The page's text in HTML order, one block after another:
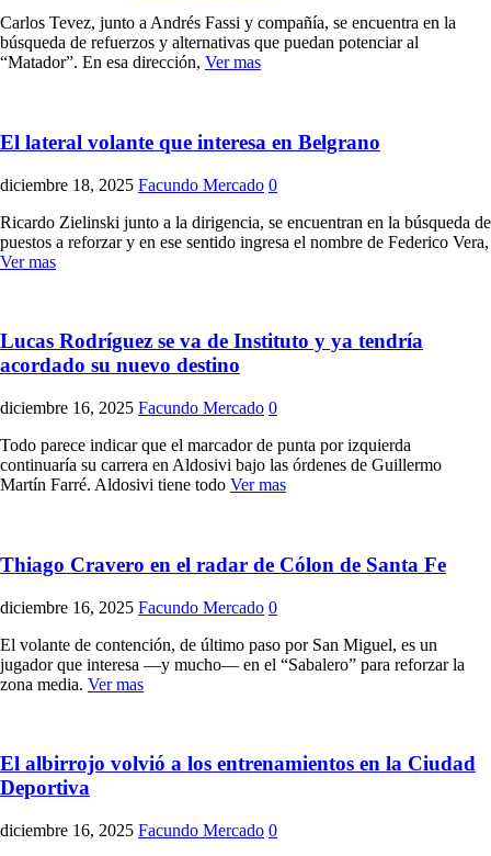
Carlos Tevez, junto a Andrés Fassi y compañía, se encuentra en la
búsqueda de refuerzos y alternativas que puedan potenciar al
“Matador”. En esa dirección, Ver mas
El lateral volante que interesa en Belgrano
diciembre 18, 2025 Facundo Mercado 0
Ricardo Zielinski junto a la dirigencia, se encuentran en la búsqueda de
puestos a reforzar y en ese sentido ingresa el nombre de Federico Vera,
Ver mas
Lucas Rodríguez se va de Instituto y ya tendría
acordado su nuevo destino
diciembre 16, 2025 Facundo Mercado 0
Todo parece indicar que el marcador de punta por izquierda
continuaría su carrera en Aldosivi bajo las órdenes de Guillermo
Martín Farré. Aldosivi tiene todo Ver mas
Thiago Cravero en el radar de Cólon de Santa Fe
diciembre 16, 2025 Facundo Mercado 0
El volante de contención, de último paso por San Miguel, es un
jugador que interesa —y mucho— en el “Sabalero” para reforzar la
zona media. Ver mas
El albirrojo volvió a los entrenamientos en la Ciudad
Deportiva
diciembre 16, 2025 Facundo Mercado 0